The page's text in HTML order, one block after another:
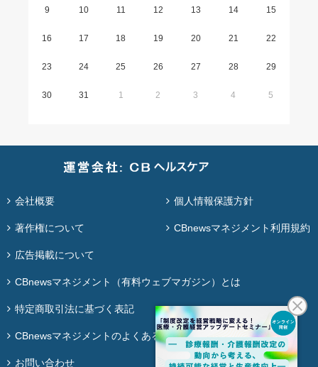
9 10 11 12 13 14 15
16 17 18 19 20 21 22
23 24 25 26 27 28 29
30 31 1 2 3 4 5
会社概要 個人情報保護方針
著作権について CBnewsマネジメント利用規約
広告掲載について
CBnewsマネジメント（有料ウェブマガジン）とは
特定商取引法に基づく表記
CBnewsマネジメントのよくある質問
お問い合わせ